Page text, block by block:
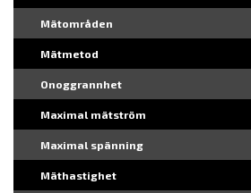
Mätområden
Mätmetod
Onoggrannhet
Maximal mätström
Maximal spänning
Mäthastighet